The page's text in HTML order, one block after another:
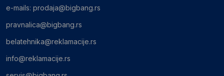
e-mails: prodaja@bigbang.rs
pravnalica@bigbang.rs
belatehnika@reklamacije.rs
info@reklamacije.rs